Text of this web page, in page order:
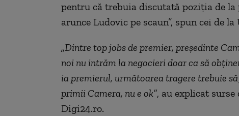
pentru că trebuia discutată poziția de
arunce Ludovic pe scaun”, spun cei de la
„Dintre top jobs de premier, președinte
noi nu intrăm la negocieri doar ca să
ia premierul, următoarea tragere trebuie
primii Camera, nu e ok”, au explicat surse
Digi24.ro.